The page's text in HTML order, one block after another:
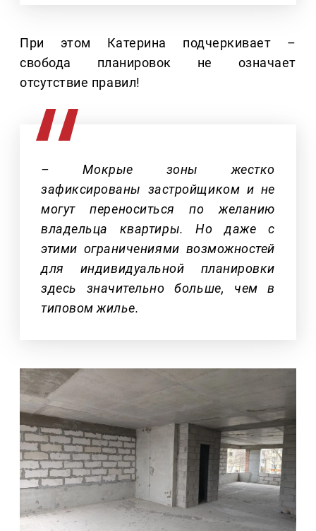
При этом Катерина подчеркивает –
свобода планировок не означает
отсутствие правил!
– Мокрые зоны жестко
зафиксированы застройщиком и не
могут переноситься по желанию
владельца квартиры. Но даже с
этими ограничениями возможностей
для индивидуальной планировки
здесь значительно больше, чем в
типовом жилье.